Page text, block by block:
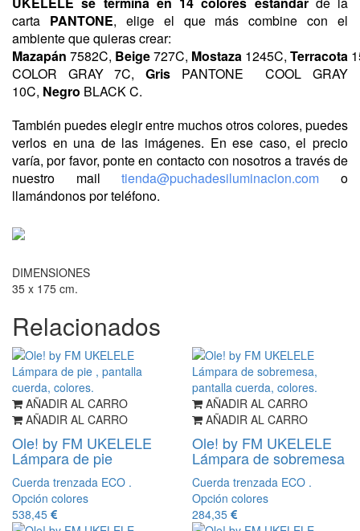
carta PANTONE, elige el que más combine con el
ambiente que quieras crear:
Mazapán 7582C, Beige727C, Mostaza 1245C, Terracota
COLOR GRAY 7C,Gris PANTONE
COOL GRAY
10C, Negro BLACK C.
También puedes elegir entre muchos otros colores, puedes
verlos en una de las imágenes. En ese caso, el precio
varía, por favor, ponte en contacto con nosotros a través de
nuestro mailtienda@puchadesiluminacion.com o
llamándonos por teléfono.
DIMENSIONES
35 x 175 cm.
Relacionados
AÑADIR AL CARRO
AÑADIR AL CARRO
Ole! by FM UKELELE
Lámpara de pie
Cuerda trenzada ECO .
Opción colores
538,45
AÑADIR AL CARRO
AÑADIR AL CARRO
Ole! by FM UKELELE
Lámpara de sobremesa
Cuerda trenzada ECO .
Opción colores
284,35